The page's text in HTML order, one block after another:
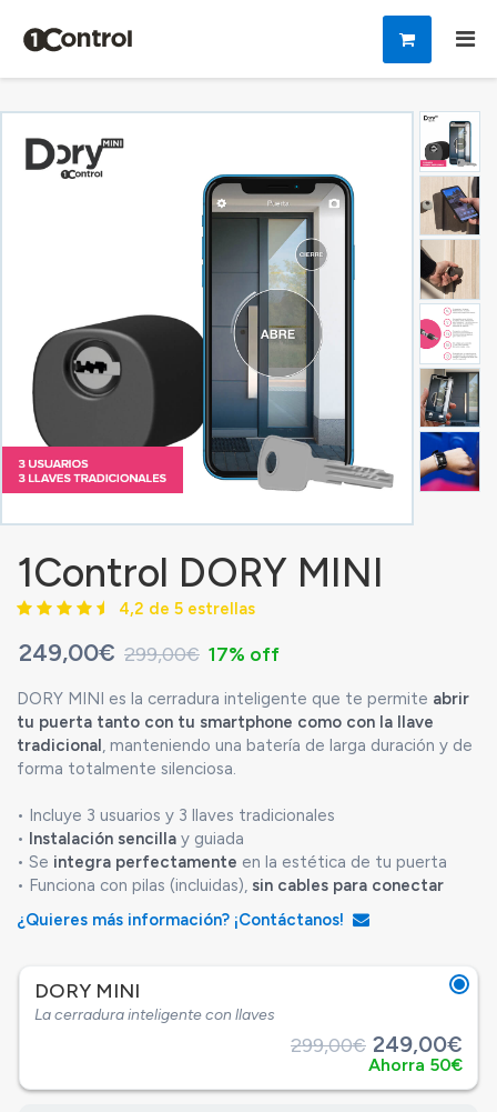
1Control DORY MINI
4,2 de 5 estrellas
249,00€ 299,00€ 17% off
DORY MINI es la cerradura inteligente que te permite abrir
tu puerta tanto con tu smartphone como con la llave
tradicional , manteniendo una batería de larga duración y de
forma totalmente silenciosa.
• Incluye 3 usuarios y 3 llaves tradicionales
•
Instalación sencilla y guiada
• Se integra perfectamente en la estética de tu puerta
• Funciona con pilas (incluidas), sin cables para conectar
¿Quieres más información? ¡Contáctanos!
DORY MINI
La cerradura inteligente con llaves
299,00€ 249,00€
Ahorra 50€